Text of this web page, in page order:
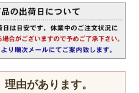
由があります。